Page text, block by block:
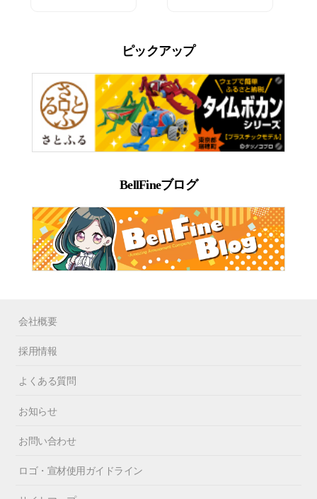
ピックアップ
BellFineブログ
会社概要
採用情報
よくある質問
お知らせ
お問い合わせ
ロゴ・宣材使用ガイドライン